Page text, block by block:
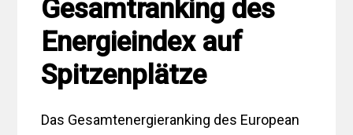
Gesamtranking des
Energieindex auf
Spitzenplätze
Das Gesamtenergieranking des European